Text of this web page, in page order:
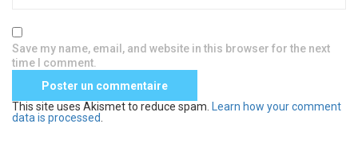
Save my name, email, and website in this browser for the next
time I comment.
This site uses Akismet to reduce spam.
Learn how your comment
data is processed